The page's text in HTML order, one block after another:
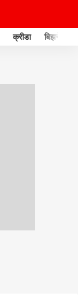
क्रीडा बिझनेस